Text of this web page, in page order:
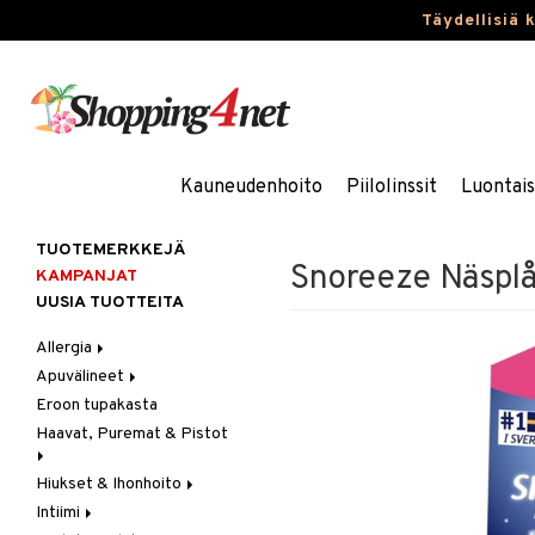
Täydellisiä
Kauneudenhoito Piilolinssit
Snoreeze
TUOTEMERKKEJÄ
KAMPANJAT
UUSIA TUOTTEITA
Allergia
Nenäsuihkeet
Silmätipat
Apuvälineet
Hygienia
Kävely & Seisominen
Saa kiinni & Ylety
Eroon tupakasta
Haavat, Puremat & Pistot
Ensiapu
Haavat
Hiukset & Ihonhoito
Erityistuotteet
Intiimi